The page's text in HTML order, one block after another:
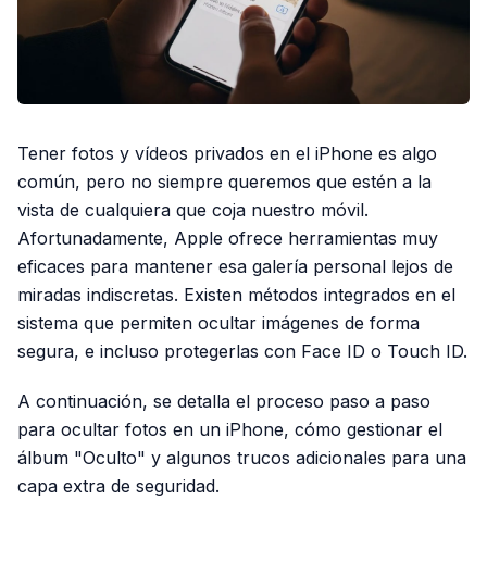
Tener fotos y vídeos privados en el iPhone es algo
común, pero no siempre queremos que estén a la
vista de cualquiera que coja nuestro móvil.
Afortunadamente, Apple ofrece herramientas muy
eficaces para mantener esa galería personal lejos de
miradas indiscretas. Existen métodos integrados en el
sistema que permiten ocultar imágenes de forma
segura, e incluso protegerlas con Face ID o Touch ID.
A continuación, se detalla el proceso paso a paso
para ocultar fotos en un iPhone, cómo gestionar el
álbum "Oculto" y algunos trucos adicionales para una
capa extra de seguridad.